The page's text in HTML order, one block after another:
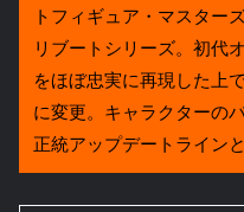
トフィギュア・マスター
リブートシリーズ。初代
をほぼ忠実に再現した上
に変更。キャラクターの
正統アップデートラインと